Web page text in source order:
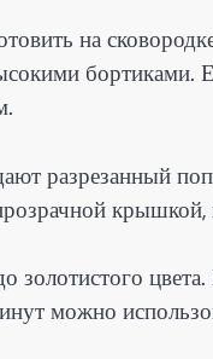
на
бортиками.
разрезанный
золотистого
можно